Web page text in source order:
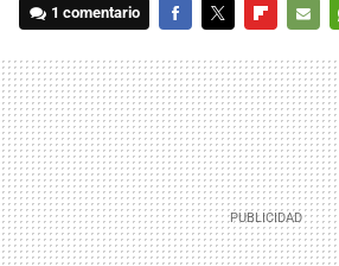
1 comentario
MAIL